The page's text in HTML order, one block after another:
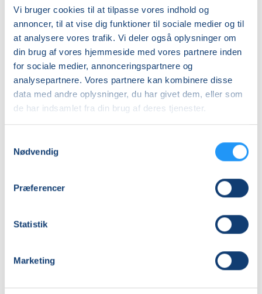
Vi bruger cookies til at tilpasse vores indhold og
annoncer, til at vise dig funktioner til sociale medier og til
at analysere vores trafik. Vi deler også oplysninger om
din brug af vores hjemmeside med vores partnere inden
for sociale medier, annonceringspartnere og
analysepartnere. Vores partnere kan kombinere disse
data med andre oplysninger, du har givet dem, eller som
de har indsamlet fra din brug af deres tjenester.
Nødvendig
Præferencer
Statistik
Marketing
Almen
DKK 1.120,00
Pensionist (kun
Viborg Kommune)
DKK 1.015,00
Info
6348810
torsdag 24.09.2026, kl. 18.00 - 19.15
torsdag 03.12.2026, kl. 18.00 - 19.15
10mødegange
Adresse